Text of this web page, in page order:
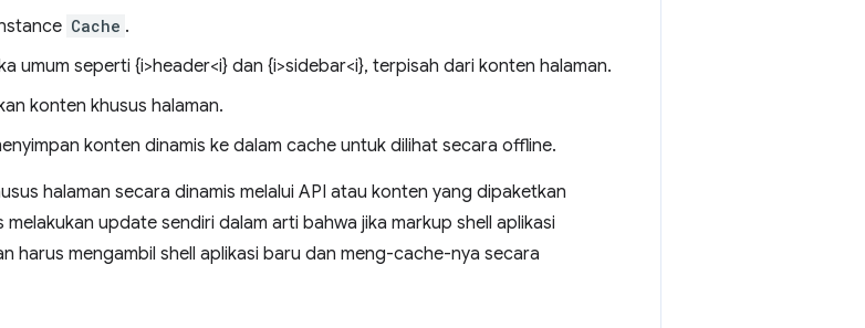
Cache .
umum seperti {i>header<i} dan {i>sidebar<i}, terpisah dari konten halaman.
konten khusus halaman.
konten dinamis ke dalam cache untuk dilihat secara offline.
halaman secara dinamis melalui API atau konten yang dipaketkan
update sendiri dalam arti bahwa jika markup shell aplikasi
harus mengambil shell aplikasi baru dan meng-cache-nya secara